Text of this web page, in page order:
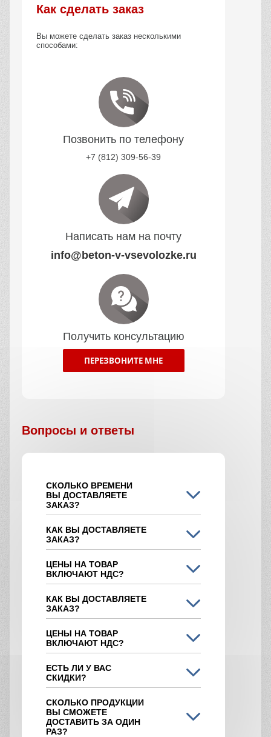
Как сделать заказ
Вы можете сделать заказ несколькими
способами:
Позвонить по телефону
+7 (812) 309-56-39
Написать нам на почту
info@beton-v-vsevolozke.ru
Получить консультацию
ПЕРЕЗВОНИТЕ МНЕ
Вопросы и ответы
СКОЛЬКО ВРЕМЕНИ
ВЫ ДОСТАВЛЯЕТЕ
ЗАКАЗ?
КАК ВЫ ДОСТАВЛЯЕТЕ
ЗАКАЗ?
ЦЕНЫ НА ТОВАР
ВКЛЮЧАЮТ НДС?
КАК ВЫ ДОСТАВЛЯЕТЕ
ЗАКАЗ?
ЦЕНЫ НА ТОВАР
ВКЛЮЧАЮТ НДС?
ЕСТЬ ЛИ У ВАС
СКИДКИ?
СКОЛЬКО ПРОДУКЦИИ
ВЫ СМОЖЕТЕ
ДОСТАВИТЬ ЗА ОДИН
РАЗ?